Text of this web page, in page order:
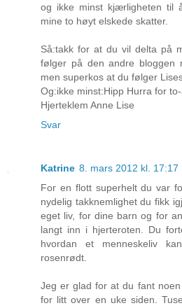
og ikke minst kjærligheten til
mine to høyt elskede skatter.
Så:takk for at du vil delta på
følger på den andre bloggen
men superkos at du følger
Og:ikke minst:Hipp Hurra for
Hjerteklem Anne Lise
Svar
Katrine 8. mars 2012 kl. 17:17
For en flott superhelt du var
nydelig takknemlighet du fikk
eget liv, for dine barn og for
langt inn i hjerteroten. Du
hvordan et menneskeliv
rosenrødt.
Jeg er glad for at du fant
for litt over en uke siden.